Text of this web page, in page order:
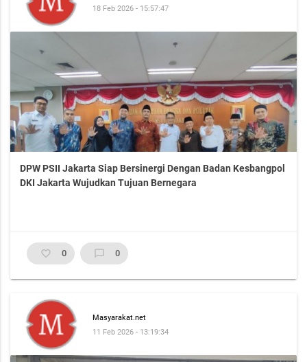
18 Feb 2026 - 15:57:47
DPW PSII Jakarta Siap Bersinergi Dengan Badan Kesbangpol
DKI Jakarta Wujudkan Tujuan Bernegara
favorite_border 0 chat_bubble_outline 0
Masyarakat.net
11 Feb 2026 - 13:19:34